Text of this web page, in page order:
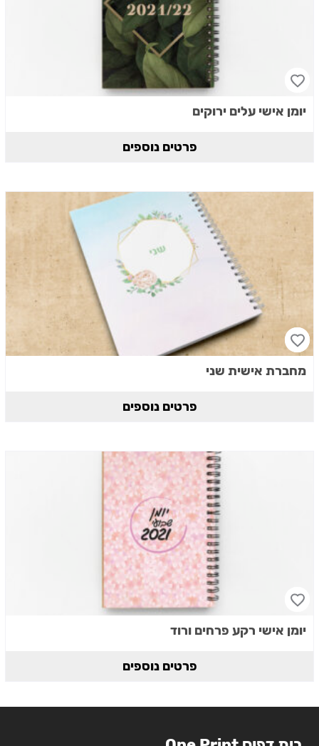
יומן אישי עלים ירוקים
פרטים נוספים
מחברת אישית שני
פרטים נוספים
יומן אישי רקע פרחים ורוד
פרטים נוספים